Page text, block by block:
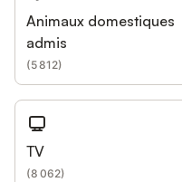
Animaux domestiques
admis
(5 812)
TV
(8 062)